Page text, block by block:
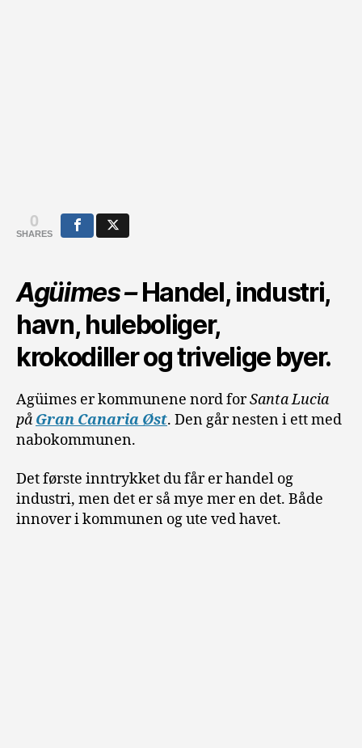
0
SHARES
Agüimes –Handel, industri,
havn, huleboliger,
krokodiller og trivelige byer.
Agüimes er kommunene nord forSanta Lucia
på Gran Canaria Øst. Den går nesten i ett med
nabokommunen.
Det første inntrykket du får er handel og
industri, men det er så mye mer en det. Både
innover i kommunen og ute ved havet.